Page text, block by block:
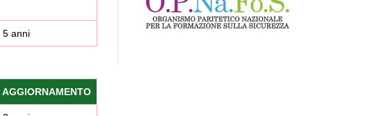
5 anni
AGGIORNAMENTO